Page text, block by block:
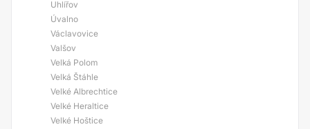
Uhlířov
Úvalno
Václavovice
Valšov
Velká Polom
Velká Štáhle
Velké Albrechtice
Velké Heraltice
Velké Hoštice